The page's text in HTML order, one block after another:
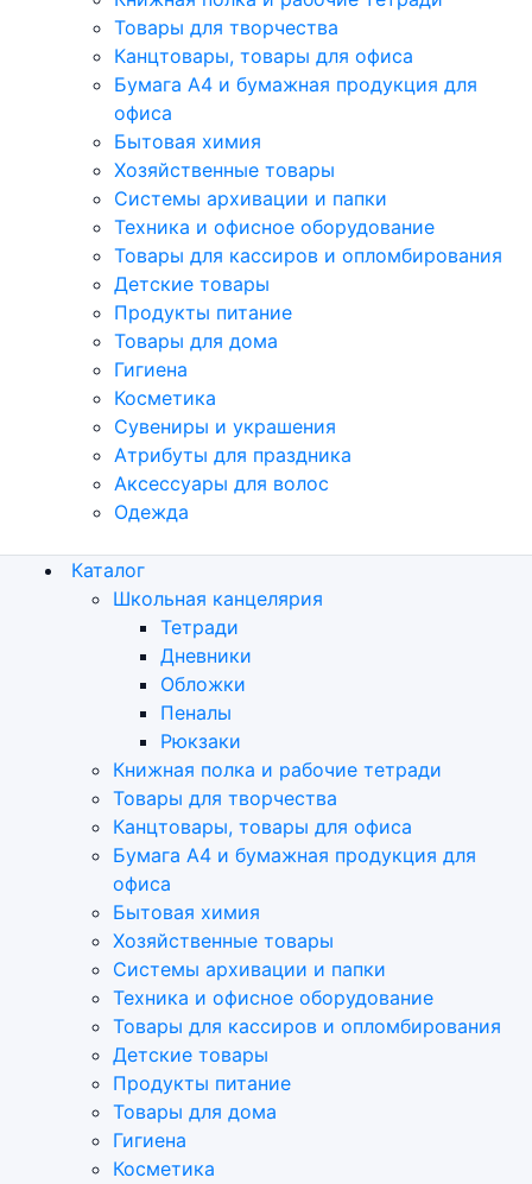
Товары для творчества
Канцтовары, товары для офиса
Бумага А4 и бумажная продукция для
офиса
Бытовая химия
Хозяйственные товары
Системы архивации и папки
Техника и офисное оборудование
Товары для кассиров и опломбирования
Детские товары
Продукты питание
Товары для дома
Гигиена
Косметика
Сувениры и украшения
Атрибуты для праздника
Аксеcсуары для волос
Одежда
Каталог
Школьная канцелярия
Тетради
Дневники
Обложки
Пеналы
Рюкзаки
Книжная полка и рабочие тетради
Товары для творчества
Канцтовары, товары для офиса
Бумага А4 и бумажная продукция для
офиса
Бытовая химия
Хозяйственные товары
Системы архивации и папки
Техника и офисное оборудование
Товары для кассиров и опломбирования
Детские товары
Продукты питание
Товары для дома
Гигиена
Косметика